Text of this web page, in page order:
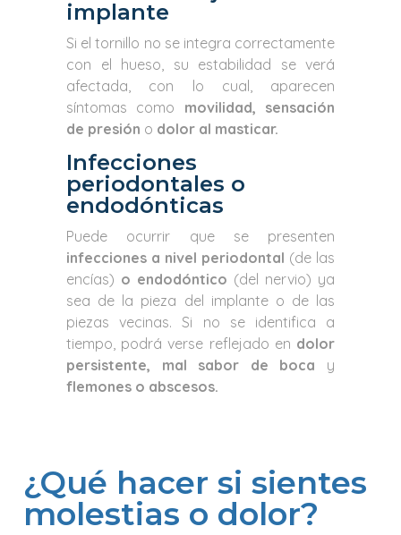
implante
Si el tornillo no se integra correctamente
con el hueso, su estabilidad se verá
afectada, con lo cual, aparecen
síntomas como movilidad, sensación
de presión o dolor al masticar.
Infecciones
periodontales o
endodónticas
Puede ocurrir que se presenten
infecciones a nivel periodontal (de las
encías) o endodóntico (del nervio) ya
sea de la pieza del implante o de las
piezas vecinas. Si no se identifica a
tiempo, podrá verse reflejado en dolor
persistente, mal sabor de boca y
flemones o abscesos.
¿Qué hacer si sientes
molestias o dolor?